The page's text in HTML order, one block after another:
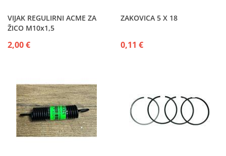
VIJAK REGULIRNI ACME ZA
ŽICO M10x1,5
2,00 €
ZAKOVICA 5 X 18
0,11 €